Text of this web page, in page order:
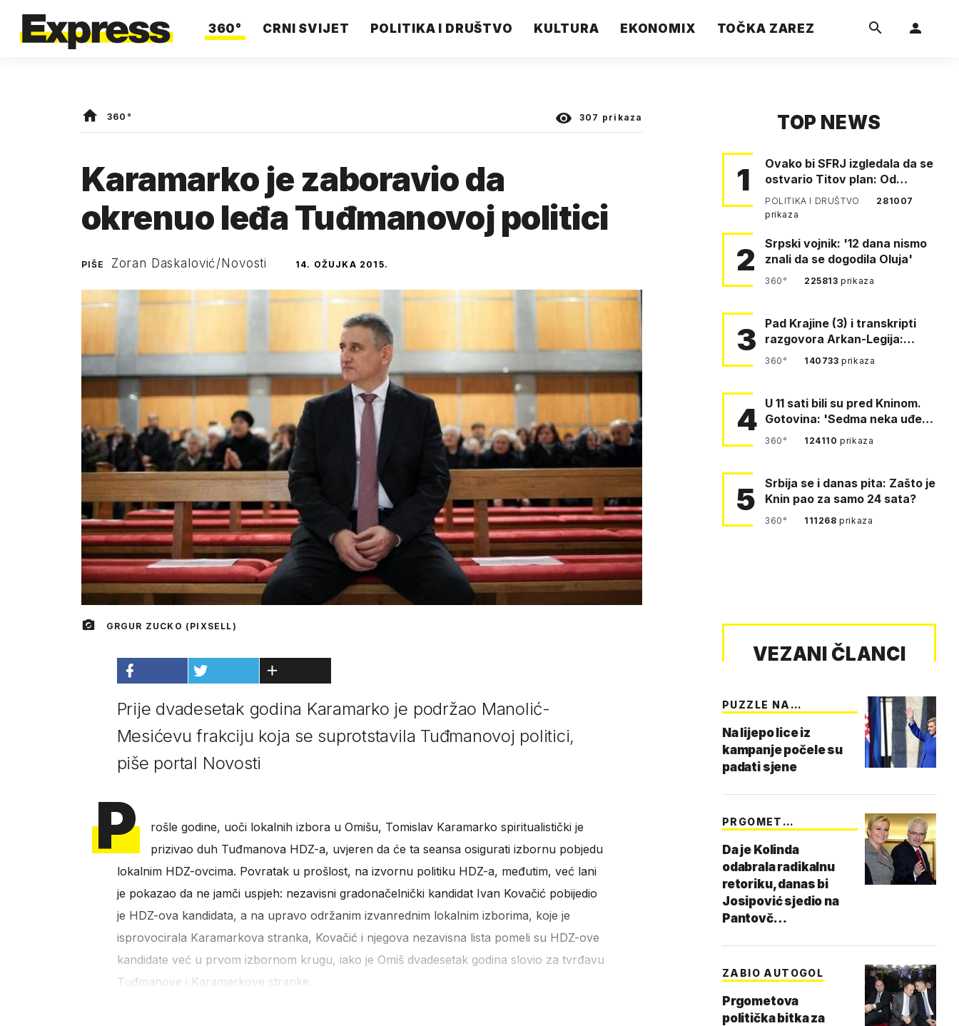
360° CRNI SVIJET POLITIKA I DRUŠTVO KULTURA EKONOMIX TOČKA ZAREZ
360° 307 prikaza
Karamarko je zaboravio da
okrenuo leđa Tuđmanovoj politici
PIŠE Zoran Daskalović/Novosti 14. OŽUJKA 2015.
GRGUR ZUCKO (PIXSELL)
Prije dvadesetak godina Karamarko je podržao Manolić-
Mesićevu frakciju koja se suprotstavila Tuđmanovoj politici,
piše portal Novosti
P
rošle godine, uoči lokalnih izbora u Omišu, Tomislav Karamarko spiritualistički je
prizivao duh Tuđmanova HDZ-a, uvjeren da će ta seansa osigurati izbornu pobjedu
lokalnim HDZ-ovcima. Povratak u prošlost, na izvornu politiku HDZ-a, međutim, već lani
je pokazao da ne jamči uspjeh: nezavisni gradonačelnički kandidat Ivan Kovačić pobijedio
je HDZ-ova kandidata, a na upravo održanim izvanrednim lokalnim izborima, koje je
isprovocirala Karamarkova stranka, Kovačić i njegova nezavisna lista pomeli su HDZ-ove
kandidate već u prvom izbornom krugu, iako je Omiš dvadesetak godina slovio za tvrđavu
Tuđmanove i Karamarkove stranke.
TOP NEWS
1
Ovako bi SFRJ izgledala da se
ostvario Titov plan: Od
Klagenfurta do Istanbula!
POLITIKA I DRUŠTVO
281007
prikaza
2
Srpski vojnik: '12 dana nismo
znali da se dogodila Oluja'
360° 225813prikaza
3
Pad Krajine (3) i transkripti
razgovora Arkan-Legija:
'Čujem, prelazite ustašam…
360° 140733prikaza
4 U 11 sati bili su pred Kninom.
Gotovina: 'Sedma neka uđe,
4. gardijska neka g…
360° 124110prikaza
5
Srbija se i danas pita: Zašto je
Knin pao za samo 24 sata?
360° 111268prikaza
VEZANI ČLANCI
PUZZLE NA
Na lijepo lice iz
kampanje počele su
padati sjene
PRGOMET
Da je Kolinda
odabrala radikalnu
retoriku, danas bi
Josipović sjedio na
Pantovč…
ZABIO AUTOGOL
Prgometova
politička bitka za